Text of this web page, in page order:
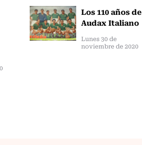
Los 110 años de
Audax Italiano
Lunes 30 de
noviembre de 2020